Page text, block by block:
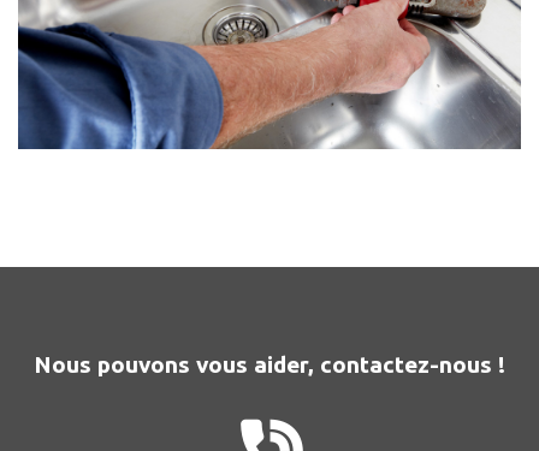
Nous pouvons vous aider, contactez-nous !